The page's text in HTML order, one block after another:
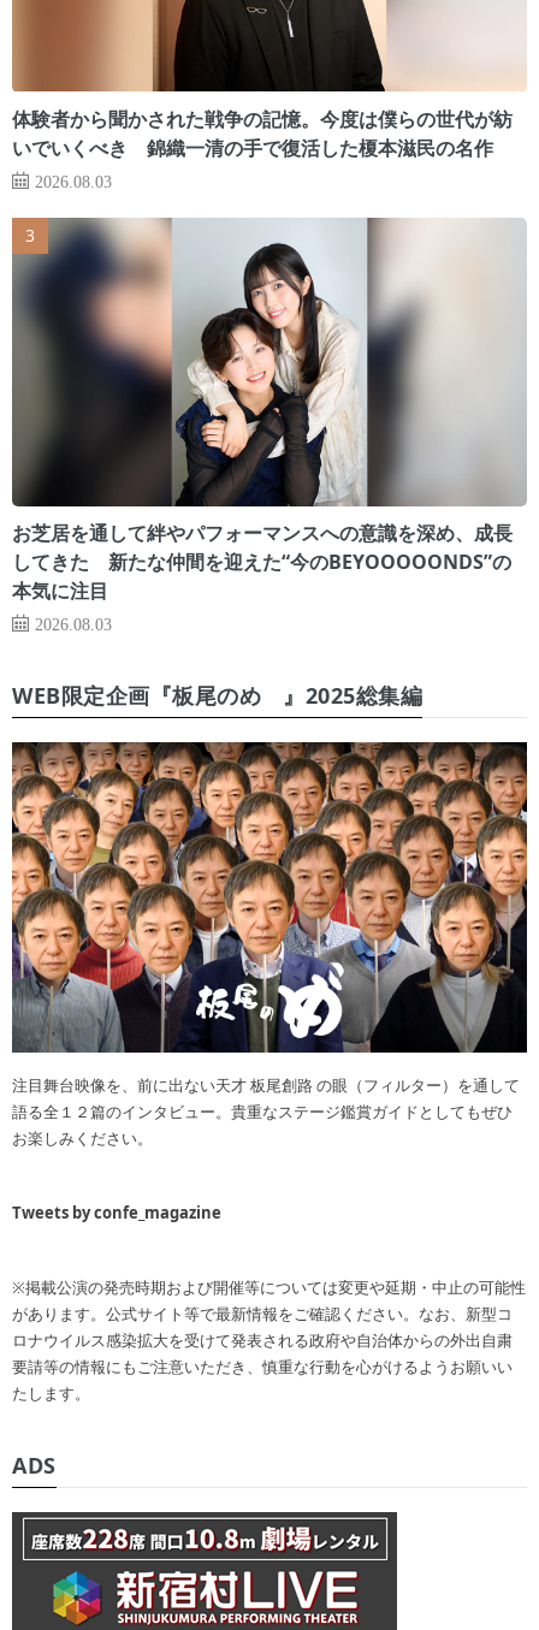
体験者から聞かされた戦争の記憶。今度は僕らの世代が紡
いでいくべき 錦織一清の手で復活した榎本滋民の名作
2026.08.03
お芝居を通して絆やパフォーマンスへの意識を深め、成長
してきた 新たな仲間を迎えた“今のBEYOOOOONDS”の
本気に注目
2026.08.03
WEB限定企画『板尾のめ゙』2025総集編
注目舞台映像を、前に出ない天才 板尾創路 の眼（フィルター）を通して
語る全１２篇のインタビュー。貴重なステージ鑑賞ガイドとしてもぜひ
お楽しみください。
Tweets by confe_magazine
※掲載公演の発売時期および開催等については変更や延期・中止の可能性
があります。公式サイト等で最新情報をご確認ください。なお、新型コ
ロナウイルス感染拡大を受けて発表される政府や自治体からの外出自粛
要請等の情報にもご注意いただき、慎重な行動を心がけるようお願いい
たします。
ADS